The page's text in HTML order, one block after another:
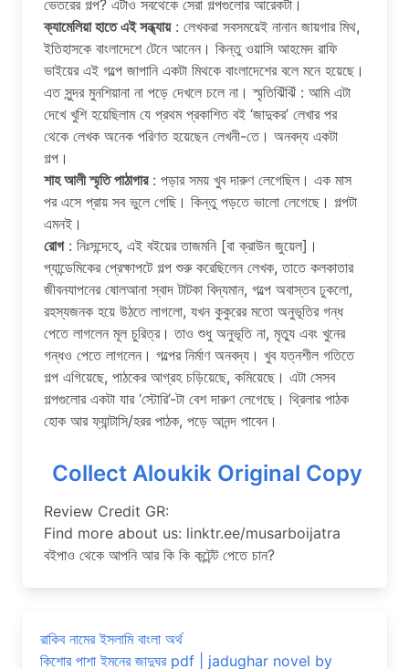
ভেতরের গল্প? এটাও সবথেকে সেরা গল্পগুলোর আরেকটা।
ক্যামেলিয়া হাতে এই সন্ধ্যায়: লেখকরা সবসময়েই নানান জায়গার মিথ,
ইতিহাসকে বাংলাদেশে টেনে আনেন। কিন্তু ওয়াসি আহমেদ রাফি
ভাইয়ের এই গল্পে জাপানি একটা মিথকে বাংলাদেশের বলে মনে হয়েছে।
এত সুন্দর মুনশিয়ানা না পড়ে দেখলে চলে না। স্মৃতিঝিঁঝিঁ : আমি এটা
দেখে খুশি হয়েছিলাম যে প্রথম প্রকাশিত বই ‘জাদুকর’ লেখার পর
থেকে লেখক অনেক পরিণত হয়েছেন লেখনী-তে। অনবদ্য একটা
গল্প।
শাহ আলী স্মৃতি পাঠাগার: পড়ার সময় খুব দারুণ লেগেছিল। এক মাস
পর এসে প্রায় সব ভুলে গেছি। কিন্তু পড়তে ভালো লেগেছে। গল্পটা
এমনই।
রোগ: নিঃসন্দেহে, এই বইয়ের তাজমনি [বা ক্রাউন জুয়েল]।
প্যান্ডেমিকের প্রেক্ষাপটে গল্প শুরু করেছিলেন লেখক, তাতে কলকাতার
জীবনযাপনের ষোলআনা স্বাদ টাটকা বিদ্যমান, গল্পে অবাস্তব ঢুকলো,
রহস্যজনক হয়ে উঠতে লাগলো, যখন কুকুরের মতো অনুভূতির গন্ধ
পেতে লাগলেন মূল চুরিত্র। তাও শুধু অনুভূতি না, মৃত্যু এবং খুনের
গন্ধও পেতে লাগলেন। গল্পের নির্মাণ অনবদ্য। খুব যত্নশীল গতিতে
গল্প এগিয়েছে, পাঠকের আগ্রহ চড়িয়েছে, কমিয়েছে। এটা সেসব
গল্পগুলোর একটা যার ‘স্টোরি’-টা বেশ দারুণ লেগেছে। থ্রিলার পাঠক
হোক আর ফ্যান্টাসি/হরর পাঠক, পড়ে আনন্দ পাবেন।
Collect Aloukik Original Copy
Review Credit GR:
Find more about us: linktr.ee/musarboijatra
বইপাও থেকে আপনি আর কি কি কন্টেন্ট পেতে চান?
রাকিব নামের ইসলামি বাংলা অর্থ
কিশোর পাশা ইমনের জাদুঘর pdf | jadughar novel by